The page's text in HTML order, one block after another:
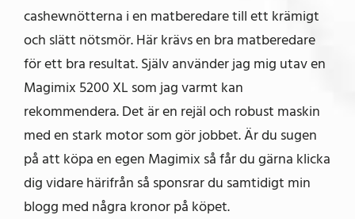
cashewnötterna i en matberedare till ett krämigt
och slätt nötsmör. Här krävs en bra matberedare
för ett bra resultat. Själv använder jag mig utav en
Magimix 5200 XL som jag varmt kan
rekommendera. Det är en rejäl och robust maskin
med en stark motor som gör jobbet. Är du sugen
på att köpa en egen Magimix så får du gärna klicka
dig vidare härifrån så sponsrar du samtidigt min
blogg med några kronor på köpet.